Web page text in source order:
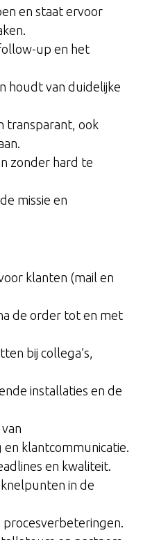
en staat ervoor
up en het
houdt van duidelijke
transparant, ook
zonder hard te
missie en
klanten (mail en
de order tot en met
bij collega’s,
installaties en de
klantcommunicatie.
en kwaliteit.
in de